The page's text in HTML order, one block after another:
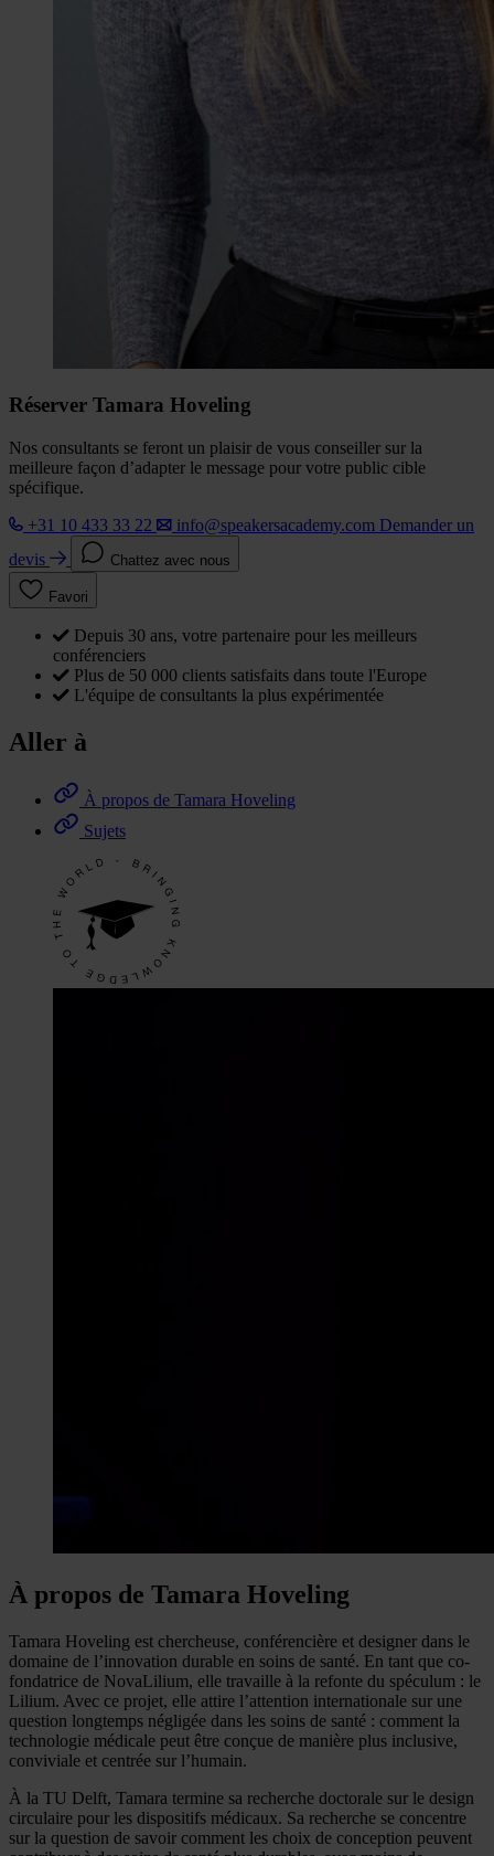
Réserver Tamara Hoveling
Nos consultants se feront un plaisir de vous conseiller sur la
meilleure façon d’adapter le message pour votre public cible
spécifique.
+31 10 433 33 22
info@speakersacademy.com Demander un
devis
Chattez avec nous
Favori
Depuis 30 ans, votre partenaire pour les meilleurs
conférenciers
Plus de 50 000 clients satisfaits dans toute l'Europe
L'équipe de consultants la plus expérimentée
Aller à
À propos de Tamara Hoveling
Sujets
À propos de Tamara Hoveling
Tamara Hoveling est chercheuse, conférencière et designer dans le
domaine de l’innovation durable en soins de santé. En tant que co-
fondatrice de NovaLilium, elle travaille à la refonte du spéculum : le
Lilium. Avec ce projet, elle attire l’attention internationale sur une
question longtemps négligée dans les soins de santé : comment la
technologie médicale peut être conçue de manière plus inclusive,
conviviale et centrée sur l’humain.
À la TU Delft, Tamara termine sa recherche doctorale sur le design
circulaire pour les dispositifs médicaux. Sa recherche se concentre
sur la question de savoir comment les choix de conception peuvent